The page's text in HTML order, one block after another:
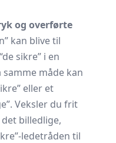
og overførte
kan blive til
sikre” i en
måde kan
eller et
Veksler du frit
billedlige,
ledetråden til